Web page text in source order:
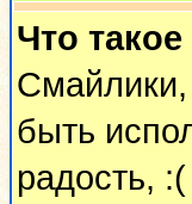
Что
Смайлики,
быть
радость,